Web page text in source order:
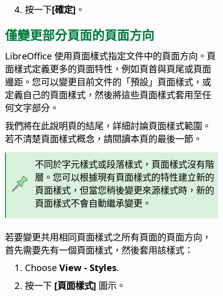
按一下[確定] 。
僅變更部分頁面的頁面方向
LibreOffice 使用頁面樣式指定文件中的頁面方向。頁
面樣式定義更多的頁面特性，例如頁首與頁尾或頁面
邊距。您可以變更目前文件的「預設」頁面樣式，或
定義自己的頁面樣式，然後將這些頁面樣式套用至任
何文字部分。
我們將在此說明頁的結尾，詳細討論頁面樣式範圍。
若不清楚頁面樣式概念，請閱讀本頁的最後一節。
不同於字元樣式或段落樣式，頁面樣式沒有階
層。您可以根據現有頁面樣式的特性建立新的
頁面樣式，但當您稍後變更來源樣式時，新的
頁面樣式不會自動繼承變更。
若要變更共用相同頁面樣式之所有頁面的頁面方向，
首先需要先有一個頁面樣式，然後套用該樣式：
Choose View - Styles.
按一下 [頁面樣式] 圖示。